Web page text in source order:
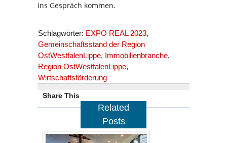
ins Gespräch kommen.
Schlagwörter: EXPO REAL 2023,
Gemeinschaftsstand der Region
OstWestfalenLippe, Immobilienbranche,
Region OstWestfalenLippe,
Wirtschaftsförderung
Share This
Related
Posts